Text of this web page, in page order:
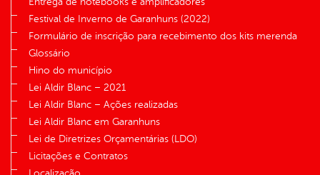
Festival de Inverno de Garanhuns (2022)
Formulário de inscrição para recebimento dos kits merenda
Glossário
Hino do município
Lei Aldir Blanc – 2021
Lei Aldir Blanc – Ações realizadas
Lei Aldir Blanc em Garanhuns
Lei de Diretrizes Orçamentárias (LDO)
Licitações e Contratos